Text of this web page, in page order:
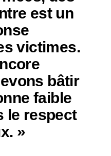
est un
victimes.
bâtir
faible
le respect
»